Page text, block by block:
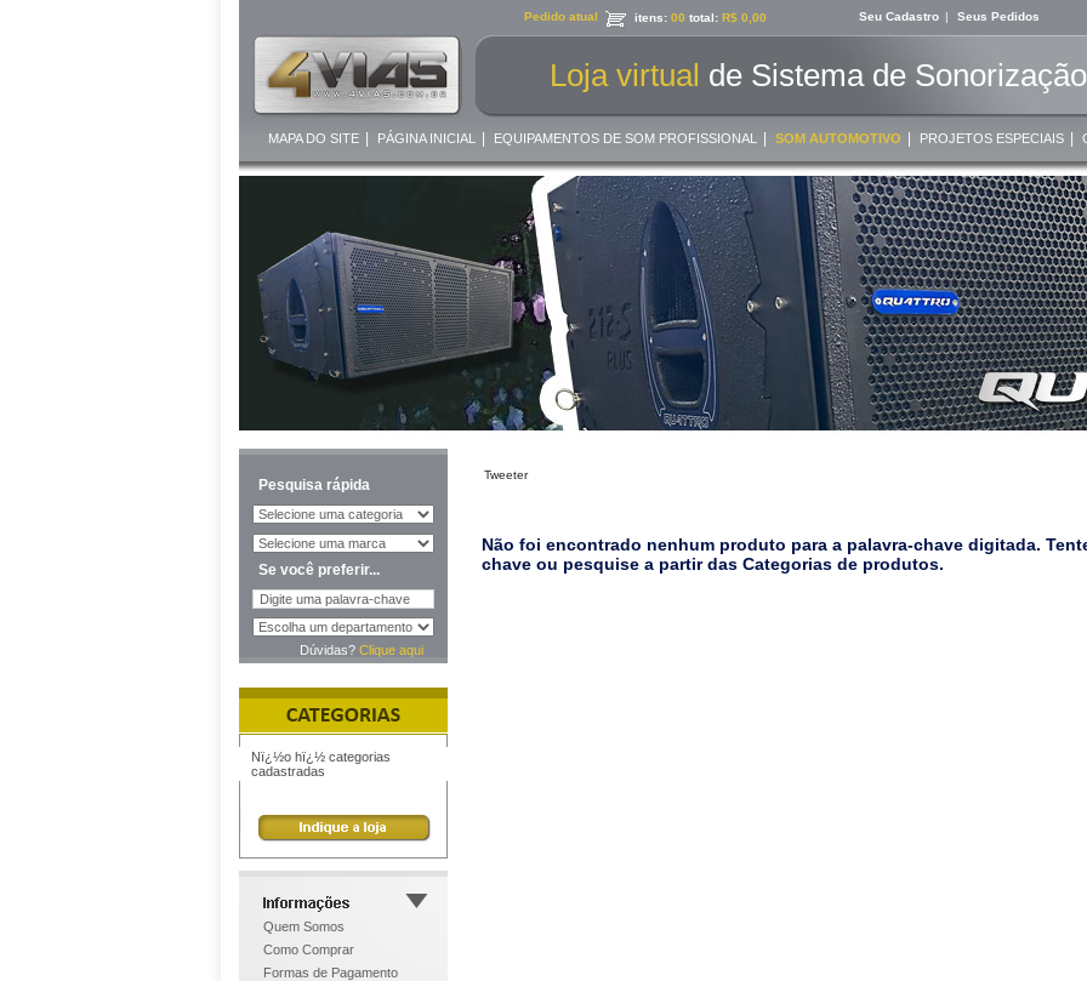
Pedido atual Seu Cadastro | Seus Pedidos
itens: 00 total: R$ 0,00
Loja virtual de Sistema de
MAPA DO SITE| PÁGINA INICIAL | EQUIPAMENTOS DE SOM PROFISSIONAL | SOM AUTOMOTIVO PROJETOS ESPECIAIS|
Pesquisa rápida
Se você preferir...
Dúvidas? Clique aqui
Nï¿½o hï¿½ categorias
cadastradas
Quem Somos
Como Comprar
Formas de Pagamento
Tweeter
Não foi encontrado nenhum produto para a palavra-chave digitada.
chave ou pesquise a partir das Categorias de produtos.